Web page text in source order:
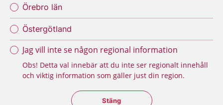
Örebro län
Östergötland
Jag vill inte se någon regional information
Obs! Detta val innebär att du inte ser regionalt innehåll
och viktig information som gäller just din region.
Stäng regionsväljaren
Stäng